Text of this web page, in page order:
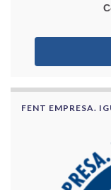
FENT EMPRESA.